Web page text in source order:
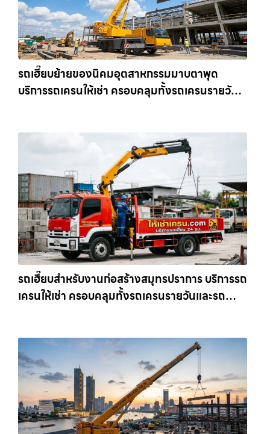
รถเฮี๊ยบย้ายของนิคมอุตสาหกรรมมาบตาพุด
บริการรถเครนให้เช่า ครอบคลุมทั้งรถเครนรายวัน
รถเฮี๊ยบสำหรับงานก่อสร้างสมุทรปราการ บริการรถ
เครนให้เช่า ครอบคลุมทั้งรถเครนรายวันและรถ